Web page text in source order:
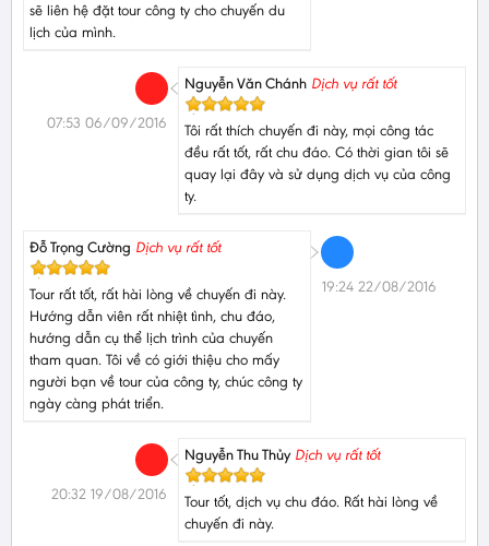
sẽ liên hệ đặt tour công ty cho chuyến du
lịch của mình.
Nguyễn Văn Chánh Dịch vụ rất tốt
Tôi rất thích chuyến đi này, mọi công tác
đều rất tốt, rất chu đáo. Có thời gian tôi sẽ
quay lại đây và sử dụng dịch vụ của công
ty.
07:53 06/09/2016
Đỗ Trọng Cường Dịch vụ rất tốt
Tour rất tốt, rất hài lòng về chuyến đi này.
Hướng dẫn viên rất nhiệt tình, chu đáo,
hướng dẫn cụ thể lịch trình của chuyến
tham quan. Tôi về có giới thiệu cho mấy
người bạn về tour của công ty, chúc công ty
ngày càng phát triển.
19:24 22/08/2016
Nguyễn Thu Thủy Dịch vụ rất tốt
Tour tốt, dịch vụ chu đáo. Rất hài lòng về
chuyến đi này.
20:32 19/08/2016